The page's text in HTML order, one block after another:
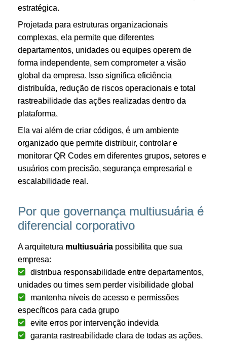
estratégica.
Projetada para estruturas organizacionais
complexas, ela permite que diferentes
departamentos, unidades ou equipes operem de
forma independente, sem comprometer a visão
global da empresa. Isso significa eficiência
distribuída, redução de riscos operacionais e total
rastreabilidade das ações realizadas dentro da
plataforma.
Ela vai além de criar códigos, é um ambiente
organizado que permite distribuir, controlar e
monitorar QR Codes em diferentes grupos, setores e
usuários com precisão, segurança empresarial e
escalabilidade real.
Por que governança multiusuária é
diferencial corporativo
A arquitetura multiusuária possibilita que sua
empresa:
distribua responsabilidade entre departamentos,
unidades ou times sem perder visibilidade global
mantenha níveis de acesso e permissões
específicos para cada grupo
evite erros por intervenção indevida
garanta rastreabilidade clara de todas as ações.